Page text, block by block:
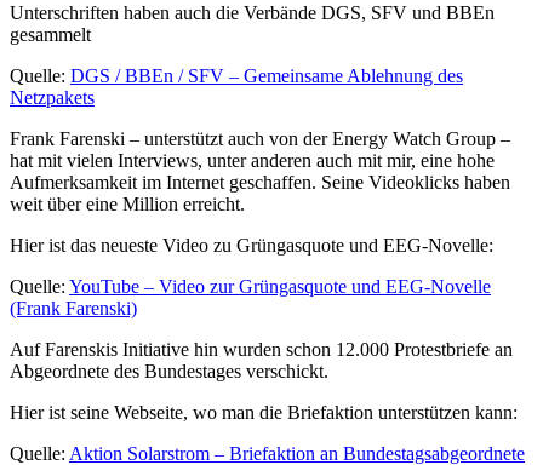
Unterschriften haben auch die Verbände DGS, SFV und BBEn
gesammelt
Quelle: DGS / BBEn / SFV – Gemeinsame Ablehnung des
Netzpakets
Frank Farenski – unterstützt auch von der Energy Watch Group –
hat mit vielen Interviews, unter anderen auch mit mir, eine hohe
Aufmerksamkeit im Internet geschaffen. Seine Videoklicks haben
weit über eine Million erreicht.
Hier ist das neueste Video zu Grüngasquote und EEG-Novelle:
Quelle: YouTube – Video zur Grüngasquote und EEG-Novelle
(Frank Farenski)
Auf Farenskis Initiative hin wurden schon 12.000 Protestbriefe an
Abgeordnete des Bundestages verschickt.
Hier ist seine Webseite, wo man die Briefaktion unterstützen kann:
Quelle: Aktion Solarstrom – Briefaktion an Bundestagsabgeordnete